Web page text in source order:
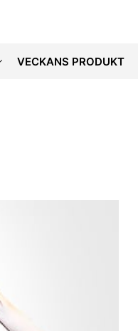
VECKANS PRODUKT